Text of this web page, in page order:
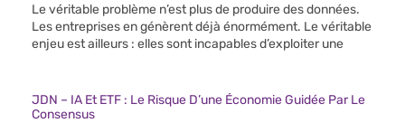
Le véritable problème n’est plus de produire des données.
Les entreprises en génèrent déjà énormément. Le véritable
enjeu est ailleurs : elles sont incapables d’exploiter une
JDN – IA Et ETF : Le Risque D’une Économie Guidée Par Le
Consensus